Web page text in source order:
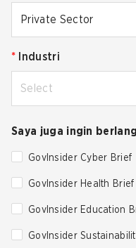
Private Sector
* Industri
Select
Saya juga ingin
GovInsider Cyber Brief
GovInsider Health Brief
GovInsider Education
GovInsider